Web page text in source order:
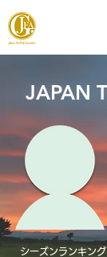
JAPAN
シーズンランキング